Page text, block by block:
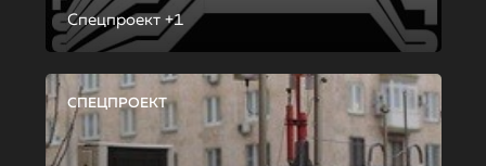
Спецпроект +1
СПЕЦПРОЕКТ